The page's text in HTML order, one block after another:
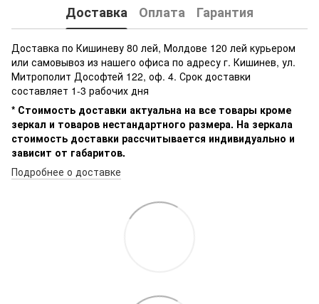
Доставка Оплата Гарантия
Доставка по Кишиневу 80 лей, Молдове 120 лей курьером
или самовывоз из нашего офиса по адресу г. Кишинев, ул.
Митрополит Дософтей 122, оф. 4. Срок доставки
составляет 1-3 рабочих дня
* Стоимость доставки актуальна на все товары кроме
зеркал и товаров нестандартного размера. На зеркала
стоимость доставки рассчитывается индивидуально и
зависит от габаритов.
Подробнее о доставке